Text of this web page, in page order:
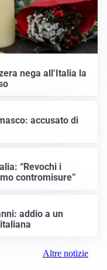
nega all’Italia la
accusato di
“Revochi i
contromisure”
addio a un
Altre notizie